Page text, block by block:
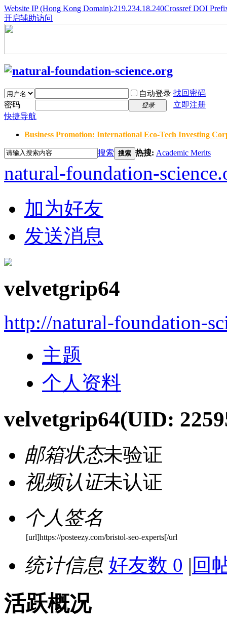
Website IP (Hong Kong Domain):219.234.18.240Crossref DOI
开启辅助访问
自动登录 找回密码
密码
登录
立即注册
快捷导航
Business Promotion: International Eco-Tech Investing
搜索 搜索 热搜: Academic Merits
natural-foundation-
加为好友
发送消息
velvetgrip64
http://natural-foundation-
主题
个人资料
velvetgrip64(UID:
邮箱状态未验证
视频认证未认证
个人签名
[url]https://posteezy.com/bristol-seo-experts[/url
统计信息 好友数 0 | 回
活跃概况